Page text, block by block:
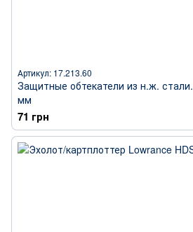
Артикул: 17.213.60
Защитные обтекатели из н.ж.
мм
71 грн